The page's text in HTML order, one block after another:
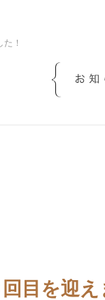
！
目を迎